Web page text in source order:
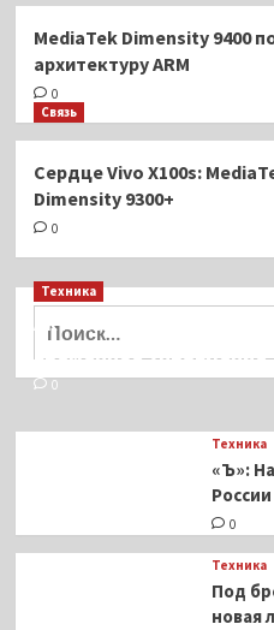
MediaTek Dimensity 9400
архитектуру ARM
0
Связь
Сердце Vivo X100s:
Dimensity 9300+
0
Техника
Активы Ariston и Bosch
временное управление
0
Техника
«Ъ»:
России
0
Техника
Под
новая